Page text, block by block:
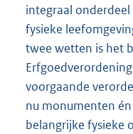
integraal
fysieke
twee wetten is het
voorgaande
nu monumenten
belangrijke fysieke